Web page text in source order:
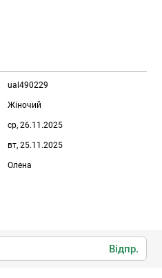
ual490229
Жіночий
ср, 26.11.2025
вт, 25.11.2025
Олена
Відпр.